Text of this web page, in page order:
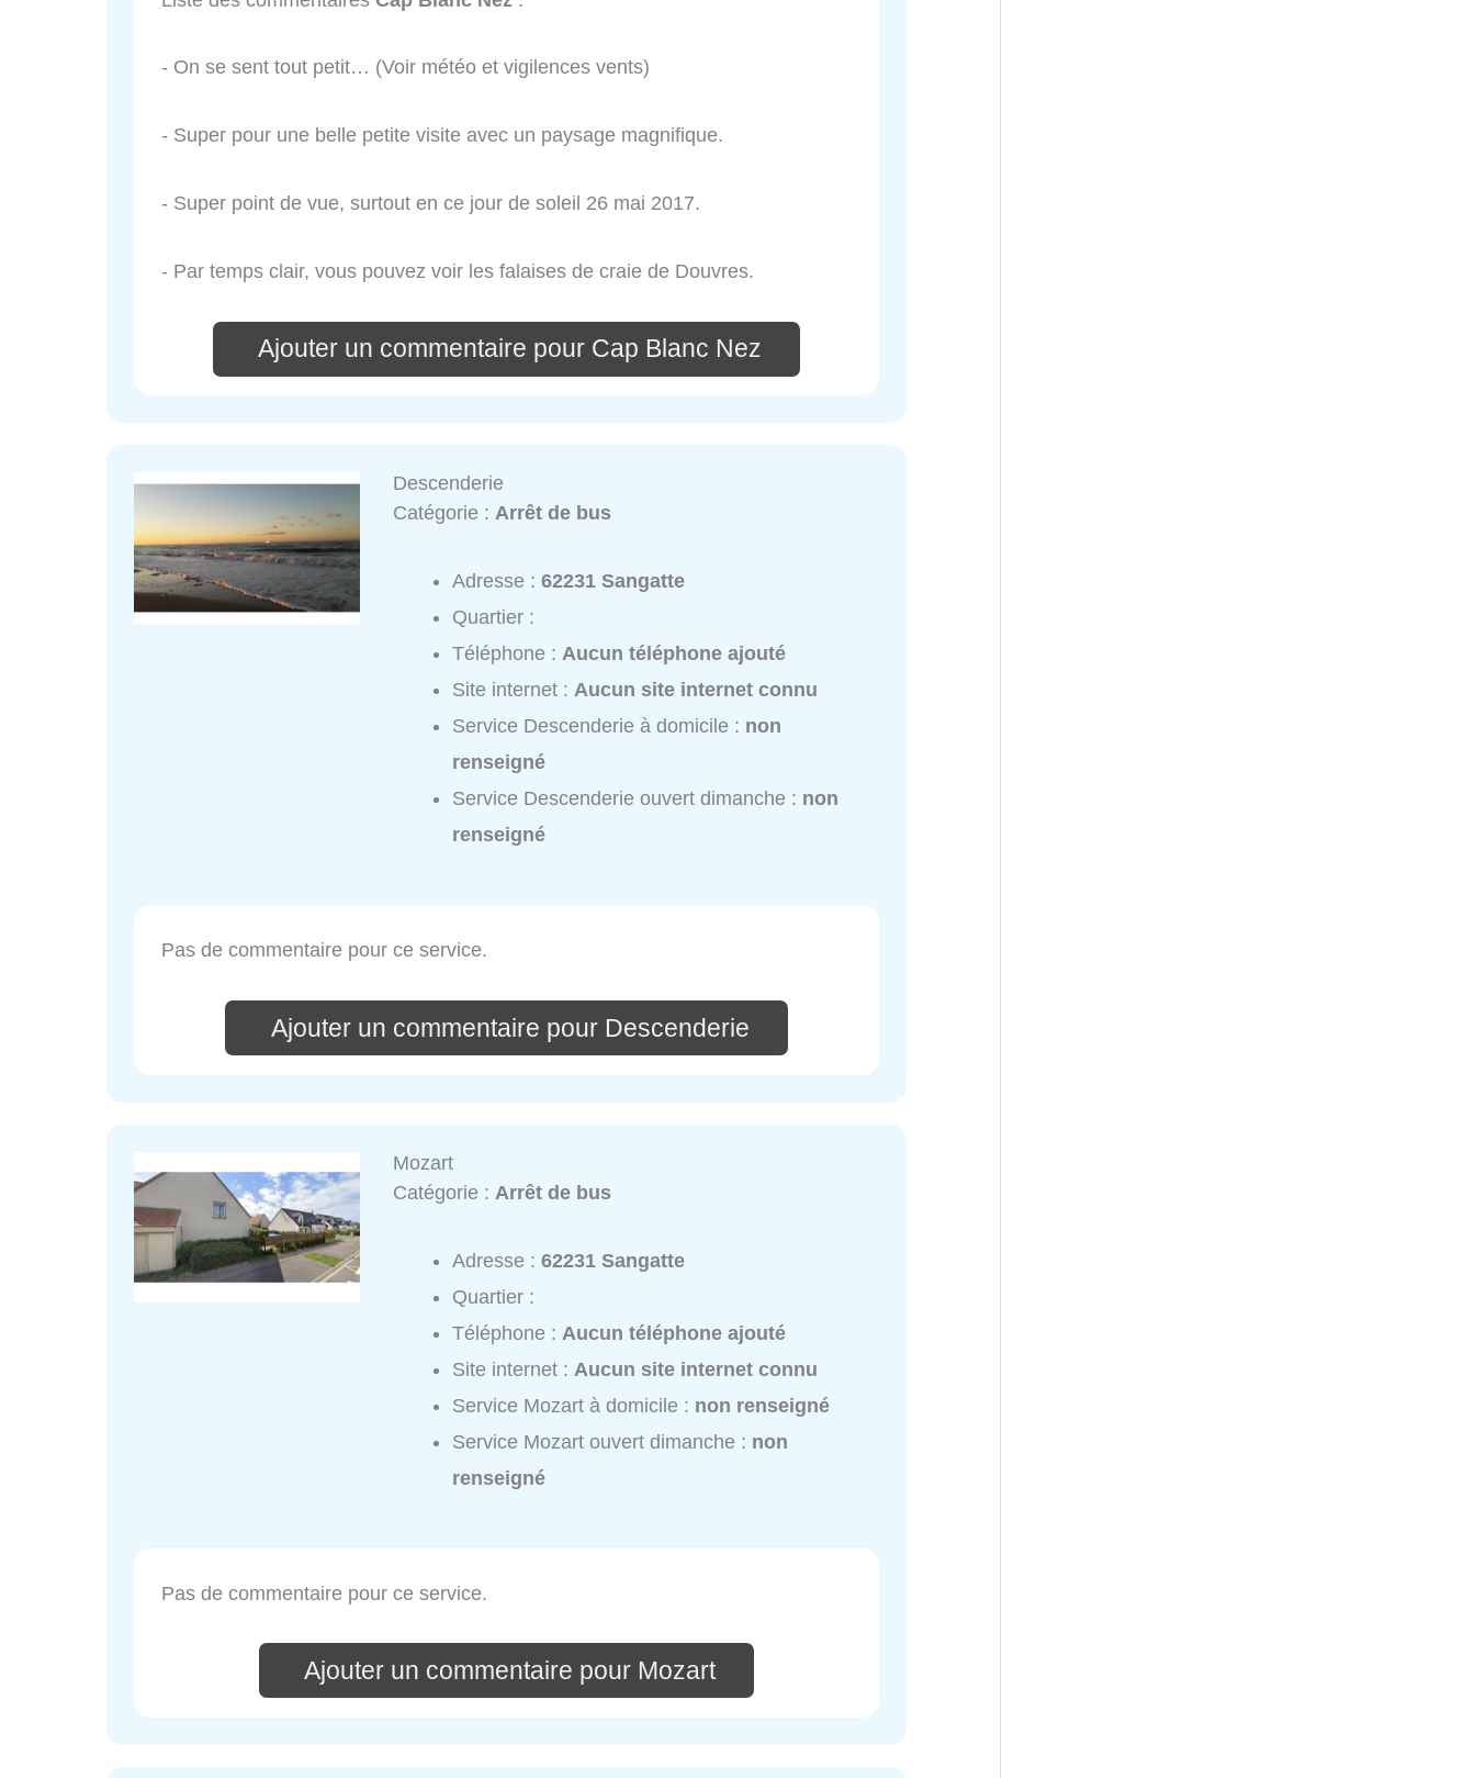
- On se sent tout petit… (Voir météo et vigilences vents)
- Super pour une belle petite visite avec un paysage magnifique.
- Super point de vue, surtout en ce jour de soleil 26 mai 2017.
- Par temps clair, vous pouvez voir les falaises de craie de Douvres.
Ajouter un commentaire pour Cap Blanc Nez
Descenderie
Catégorie :Arrêt de bus
Adresse :62231 Sangatte
Quartier :
Téléphone :Aucun téléphone ajouté
Site internet :Aucun site internet connu
Service Descenderie à domicile : non
renseigné
Service Descenderie ouvert dimanche : non
renseigné
Pas de commentaire pour ce service.
Ajouter un commentaire pour Descenderie
Mozart
Catégorie : Arrêt de bus
Adresse :62231 Sangatte
Quartier :
Téléphone : Aucun téléphone ajouté
Site internet : Aucun site internet connu
Service Mozart à domicile : non renseigné
Service Mozart ouvert dimanche : non
renseigné
Pas de commentaire pour ce service.
Ajouter un commentaire pour Mozart